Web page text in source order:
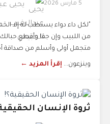
5 مارس 2026 يحيى
"لكل داء دواء يستطب له إلا
من اللبيب وإن جفا وأقطع
متجمل أولى وأسلم من صداقة
وينزعون... إقرأ المزيد ←
ثروة الإنسان